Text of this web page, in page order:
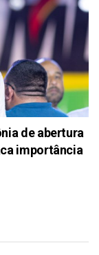
de abertura
importância